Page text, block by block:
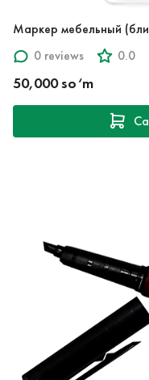
Маркер мебельный
0 reviews
0.0
50,000 so‘m